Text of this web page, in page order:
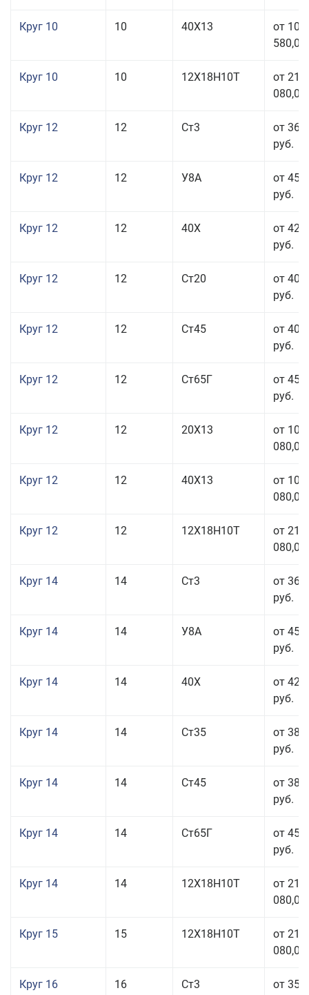
Круг 10 10 40Х13
от 106
580,00
Круг 10 10 12Х18Н10Т
от 215
080,00
Круг 12 12 Ст3
от 36
руб.
Круг 12 12 У8А
от 45
руб.
Круг 12 12 40Х
от 42
руб.
Круг 12 12 Ст20
от 40
руб.
Круг 12 12 Ст45
от 40
руб.
Круг 12 12 Ст65Г
от 45
руб.
Круг 12 12 20Х13
от 103
080,00
Круг 12 12 40Х13
от 103
080,00
Круг 12 12 12Х18Н10Т
от 212
080,00
Круг 14 14 Ст3
от 36
руб.
Круг 14 14 У8А
от 45
руб.
Круг 14 14 40Х
от 42
руб.
Круг 14 14 Ст35
от 38
руб.
Круг 14 14 Ст45
от 38
руб.
Круг 14 14 Ст65Г
от 45
руб.
Круг 14 14 12Х18Н10Т
от 211
080,00
Круг 15 15 12Х18Н10Т
от 211
080,00
Круг 16 16 Ст3
от 35